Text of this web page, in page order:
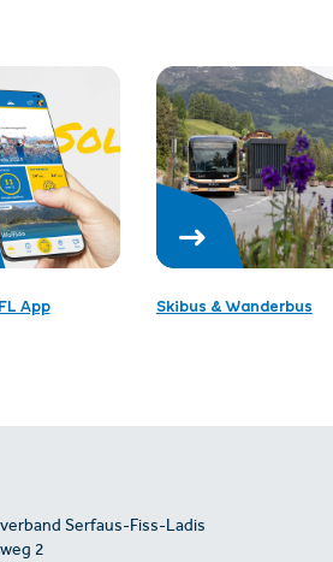
App Skibus & Wanderbus
Serfaus-Fiss-Ladis
2